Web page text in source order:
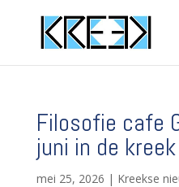
Filosofie cafe
juni in de kreek
mei 25, 2026 | Kreekse